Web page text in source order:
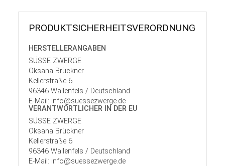
PRODUKT­SICHER­HEITS­VER­ORD­NUNG
HERSTELLER­ANGABEN
SÜSSE ZWERGE
Oksana Brückner
Kellerstraße 6
96346 Wallenfels / Deutschland
E-Mail: info@suessezwerge.de
VERANTWORT­LICHER IN DER EU
SÜSSE ZWERGE
Oksana Brückner
Kellerstraße 6
96346 Wallenfels / Deutschland
E-Mail: info@suessezwerge.de